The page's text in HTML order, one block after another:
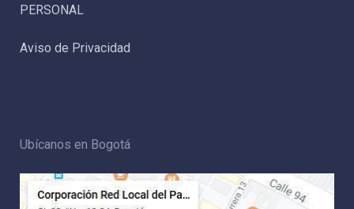
PERSONAL
Aviso de Privacidad
Ubícanos en Bogotá